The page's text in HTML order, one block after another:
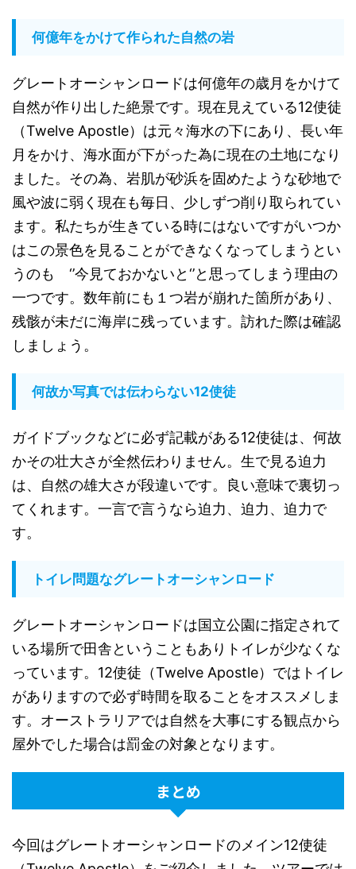
何億年をかけて作られた自然の岩
グレートオーシャンロードは何億年の歳月をかけて
自然が作り出した絶景です。現在見えている12使徒
（Twelve Apostle）は元々海水の下にあり、長い年
月をかけ、海水面が下がった為に現在の土地になり
ました。その為、岩肌が砂浜を固めたような砂地で
風や波に弱く現在も毎日、少しずつ削り取られてい
ます。私たちが生きている時にはないですがいつか
はこの景色を見ることができなくなってしまうとい
うのも ‘’今見ておかないと‘’と思ってしまう理由の
一つです。数年前にも１つ岩が崩れた箇所があり、
残骸が未だに海岸に残っています。訪れた際は確認
しましょう。
何故か写真では伝わらない12使徒
ガイドブックなどに必ず記載がある12使徒は、何故
かその壮大さが全然伝わりません。生で見る迫力
は、自然の雄大さが段違いです。良い意味で裏切っ
てくれます。一言で言うなら迫力、迫力、迫力で
す。
トイレ問題なグレートオーシャンロード
グレートオーシャンロードは国立公園に指定されて
いる場所で田舎ということもありトイレが少なくな
っています。 12使徒（Twelve Apostle）ではトイレ
がありますので必ず時間を取ることをオススメしま
す。オーストラリアでは自然を大事にする観点から
屋外でした場合は罰金の対象となります。
まとめ
今回はグレートオーシャンロードのメイン12使徒